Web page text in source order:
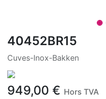
40452BR15
Cuves-Inox-Bakken
949,00 € Hors TVA